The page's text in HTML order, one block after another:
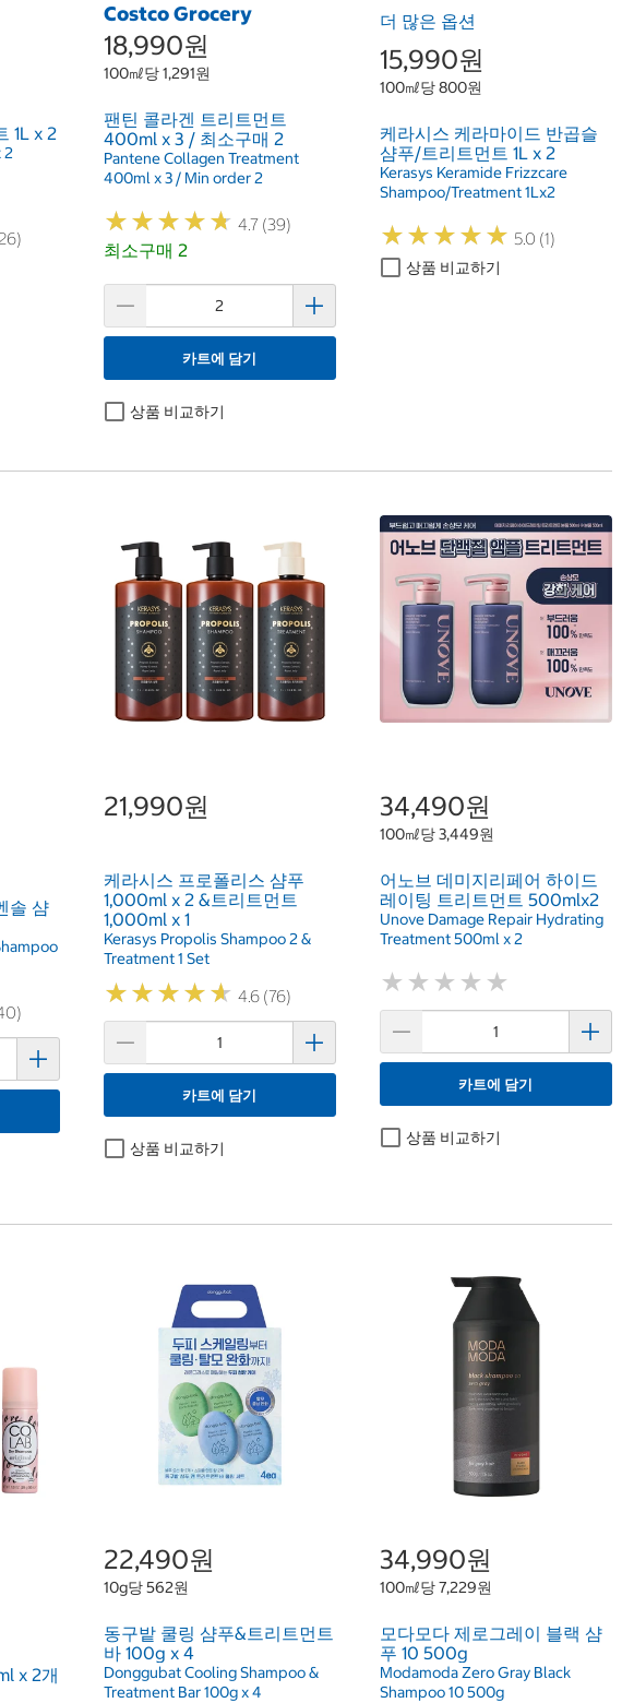
1L x 2
2
Costco Grocery
18,990원
100㎖당 1,291원
팬틴 콜라겐 트리트먼트
400ml x 3 / 최소구매 2
Pantene Collagen Treatment
400ml x 3 / Min order 2
★★★★★
★★★★★ 4.7 (39)
최소구매 2
카트에 담기
상품 비교하기
더 많은 옵션
15,990원
100㎖당 800원
케라시스 케라마이드 반곱슬
샴푸/트리트먼트 1L x 2
Kerasys Keramide Frizzcare
Shampoo/Treatment 1Lx2
★★★★★
★★★★★ 5.0 (1)
상품 비교하기
솔 샴
21,990원
케라시스 프로폴리스 샴푸
1,000ml x 2 &트리트먼트
1,000ml x 1
Kerasys Propolis Shampoo 2 &
Treatment 1 Set
★★★★★
★★★★★ 4.6 (76)
카트에 담기
상품 비교하기
34,490원
100㎖당 3,449원
어노브 데미지리페어 하이드
레이팅 트리트먼트 500mlx2
Unove Damage Repair Hydrating
Treatment 500ml x 2
★ ★ ★ ★ ★
★ ★ ★ ★ ★
카트에 담기
상품 비교하기
x 2개
22,490원
10g당 562원
동구밭 쿨링 샴푸&트리트먼트
바 100g x 4
Donggubat Cooling Shampoo &
Treatment Bar 100g x 4
34,990원
100㎖당 7,229원
모다모다 제로그레이 블랙 샴
푸 10 500g
Modamoda Zero Gray Black
Shampoo 10 500g